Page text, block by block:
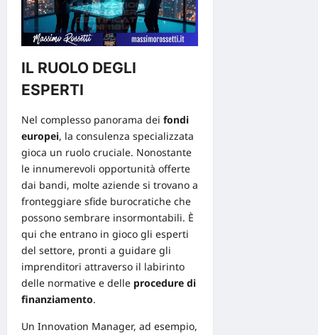
IL RUOLO DEGLI
ESPERTI
Nel complesso panorama dei fondi
europei, la consulenza specializzata
gioca un ruolo cruciale. Nonostante
le innumerevoli opportunità offerte
dai bandi, molte aziende si trovano a
fronteggiare sfide burocratiche che
possono sembrare insormontabili. È
qui che entrano in gioco gli esperti
del settore, pronti a guidare gli
imprenditori attraverso il labirinto
delle normative e delle procedure di
finanziamento.
Un Innovation Manager, ad esempio,